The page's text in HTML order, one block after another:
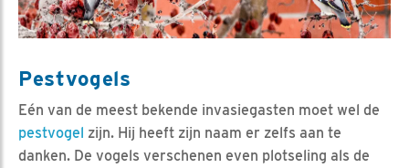
Pestvogels
Eén van de meest bekende invasiegasten moet wel de
pestvogel zijn. Hij heeft zijn naam er zelfs aan te
danken. De vogels verschenen even plotseling als de